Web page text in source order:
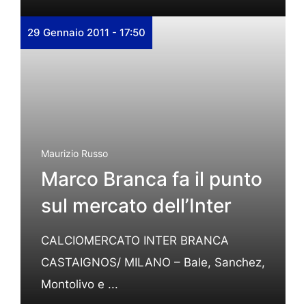
29 Gennaio 2011 - 17:50
Maurizio Russo
Marco Branca fa il punto
sul mercato dell’Inter
CALCIOMERCATO INTER BRANCA
CASTAIGNOS/ MILANO – Bale, Sanchez,
Montolivo e ...